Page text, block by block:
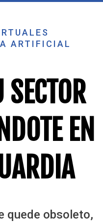
ARTIFICIAL
SECTOR
EN
quede obsoleto,